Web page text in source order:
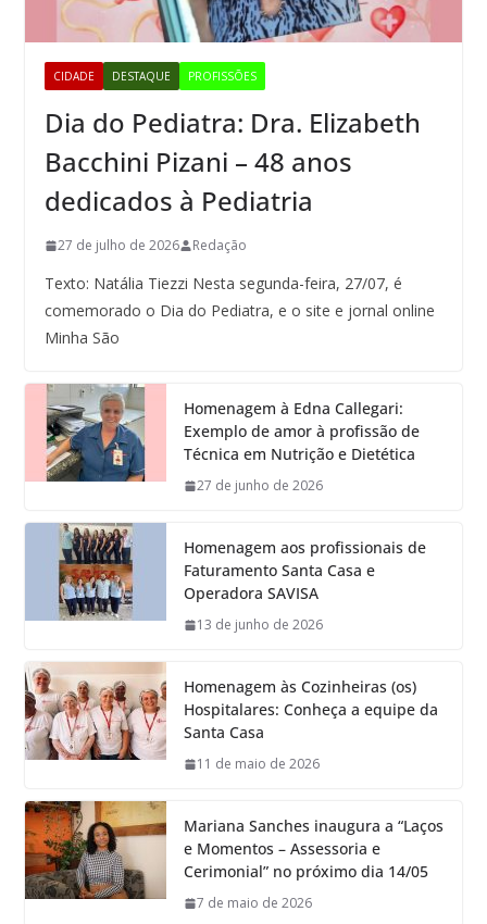
CIDADE DESTAQUE PROFISSÕES
Dia do Pediatra: Dra. Elizabeth
Bacchini Pizani – 48 anos
dedicados à Pediatria
27 de julho de 2026 Redação
Texto: Natália Tiezzi Nesta segunda-feira, 27/07, é
comemorado o Dia do Pediatra, e o site e jornal online
Minha São
Homenagem à Edna Callegari:
Exemplo de amor à profissão de
Técnica em Nutrição e Dietética
27 de junho de 2026
Homenagem aos profissionais de
Faturamento Santa Casa e
Operadora SAVISA
13 de junho de 2026
Homenagem às Cozinheiras (os)
Hospitalares: Conheça a equipe da
Santa Casa
11 de maio de 2026
Mariana Sanches inaugura a “Laços
e Momentos – Assessoria e
Cerimonial” no próximo dia 14/05
7 de maio de 2026